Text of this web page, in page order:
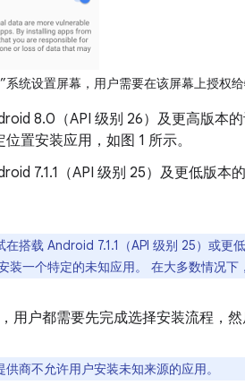
系统设置屏幕，用户需要在该屏幕上授权
8.0（API 级别 26）及更高版本
置安装应用，如图 1 所示。
7.1.1（API 级别 25）及更低版本
在搭载 Android 7.1.1（API 级别 25）或更
装一个特定的未知应用。 在大多数情况
用户都需要先完成选择安装流程，
供商不允许用户安装未知来源的应用。